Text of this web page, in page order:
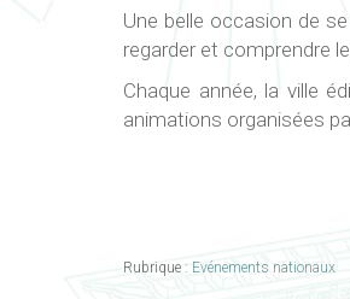
Une belle occasion de
regarder et comprendre
Chaque année, la ville
animations organisées
Rubrique : Evénements nationaux